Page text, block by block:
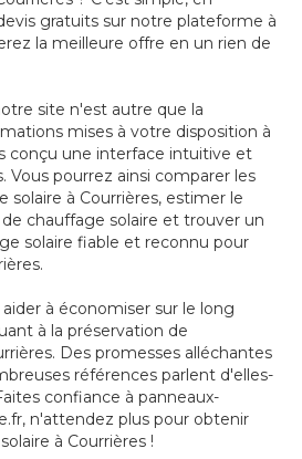
gratuits sur notre plateforme à
la meilleure offre en un rien de
site n'est autre que la
mises à votre disposition à
conçu une interface intuitive et
Vous pourrez ainsi comparer les
solaire à Courrières, estimer le
chauffage solaire et trouver un
solaire fiable et reconnu pour
à économiser sur le long
à la préservation de
Des promesses alléchantes
références parlent d'elles-
confiance à panneaux-
n'attendez plus pour obtenir
à Courrières !